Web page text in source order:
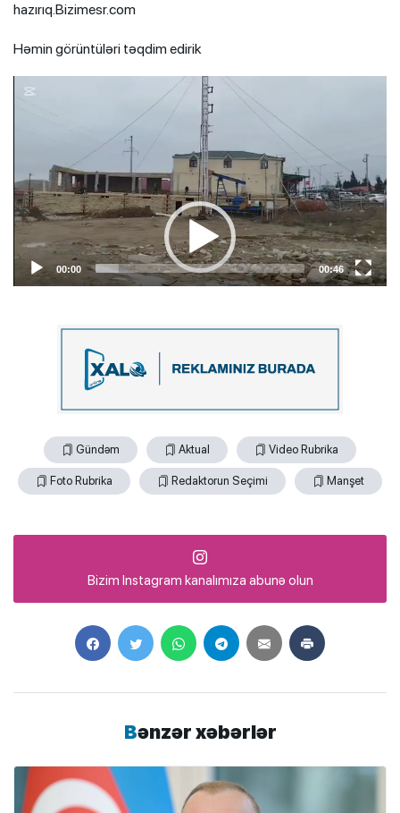
hazırıq.Bizimesr.com
Həmin görüntüləri təqdim edirik
Video
00:00 00:46
Gündəm Aktual Video Rubrika
Foto Rubrika Redaktorun Seçimi Manşet
Bizim Instagram kanalımıza abunə olun
Bənzər xəbərlər